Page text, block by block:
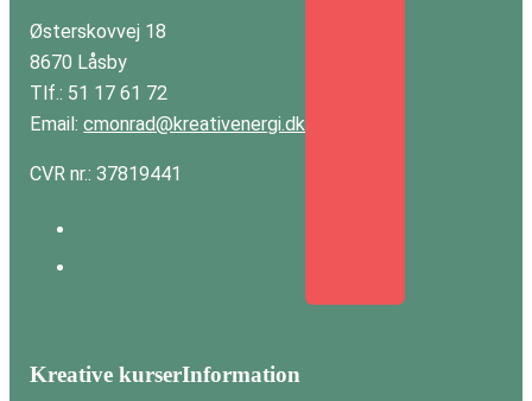
Østerskovvej 18
8670 Låsby
Tlf.: 51 17 61 72
Email:cmonrad@kreativenergi.dk
CVR nr.: 37819441
Kreative kurserInformation